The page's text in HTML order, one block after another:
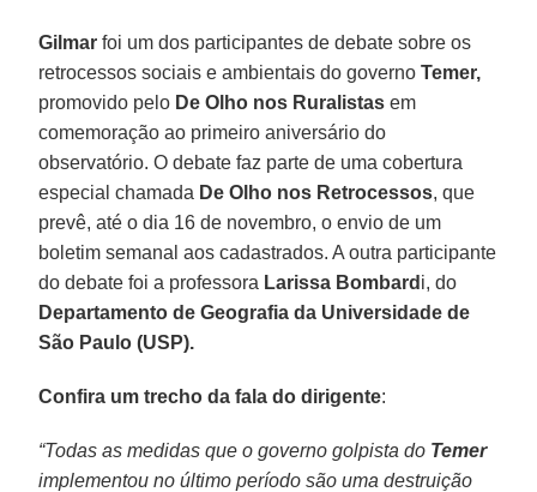
Gilmar foi um dos participantes de debate sobre os
retrocessos sociais e ambientais do governoTemer,
promovido pelo De Olho nos Ruralistas em
comemoração ao primeiro aniversário do
observatório. O debate faz parte de uma cobertura
especial chamada De Olho nos Retrocessos, que
prevê, até o dia 16 de novembro, o envio de um
boletim semanal aos cadastrados. A outra participante
do debate foi a professora Larissa Bombard i, do
Departamento de Geografia da Universidade de
São Paulo (USP).
Confira um trecho da fala do dirigente:
“Todas as medidas que o governo golpista do Temer
implementou no último período são uma destruição